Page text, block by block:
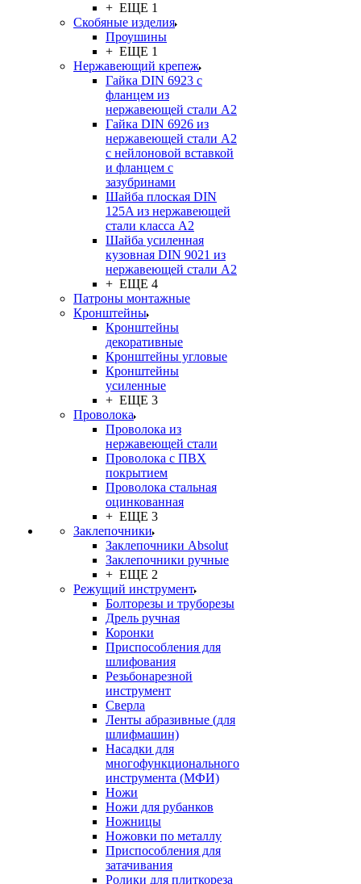
+ ЕЩЕ 1
Скобяные изделия
Проушины
+ ЕЩЕ 1
Нержавеющий крепеж
Гайка DIN 6923 с
фланцем из
нержавеющей стали А2
Гайка DIN 6926 из
нержавеющей стали А2
с нейлоновой вставкой
и фланцем с
зазубринами
Шайба плоская DIN
125A из нержавеющей
стали класса A2
Шайба усиленная
кузовная DIN 9021 из
нержавеющей стали А2
+ ЕЩЕ 4
Патроны монтажные
Кронштейны
Кронштейны
декоративные
Кронштейны угловые
Кронштейны
усиленные
+ ЕЩЕ 3
Проволока
Проволока из
нержавеющей стали
Проволока с ПВХ
покрытием
Проволока стальная
оцинкованная
+ ЕЩЕ 3
Заклепочники
Заклепочники Absolut
Заклепочники ручные
+ ЕЩЕ 2
Режущий инструмент
Болторезы и труборезы
Дрель ручная
Коронки
Приспособления для
шлифования
Резьбонарезной
инструмент
Сверла
Ленты абразивные (для
шлифмашин)
Насадки для
многофункционального
инструмента (МФИ)
Ножи
Ножи для рубанков
Ножницы
Ножовки по металлу
Приспособления для
затачивания
Ролики для плиткореза